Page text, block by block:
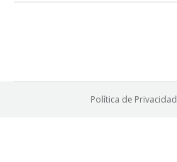
Política de Privacidad